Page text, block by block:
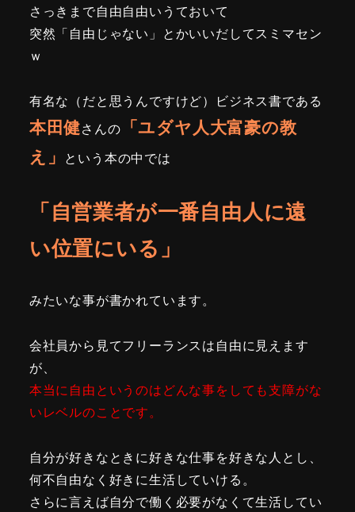
さっきまで自由自由いうておいて
突然「自由じゃない」とかいいだしてスミマセン
ｗ
有名な（だと思うんですけど）ビジネス書である
本田健さんの 「ユダヤ人大富豪の教
え」 という本の中では
「自営業者が一番自由人に遠
い位置にいる」
みたいな事が書かれています。
会社員から見てフリーランスは自由に見えます
が、
本当に自由というのはどんな事をしても支障がな
いレベルのことです。
自分が好きなときに好きな仕事を好きな人とし、
何不自由なく好きに生活していける。
さらに言えば自分で働く必要がなくて生活してい